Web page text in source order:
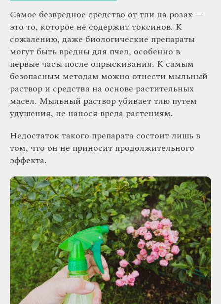
Самое безвредное средство от тли на розах —
это то, которое не содержит токсинов. К
сожалению, даже биологические препараты
могут быть вредны для пчел, особенно в
первые часы после опрыскивания. К самым
безопасным методам можно отнести мыльный
раствор и средства на основе растительных
масел. Мыльный раствор убивает тлю путем
удушения, не нанося вреда растениям.
Недостаток такого препарата состоит лишь в
том, что он не приносит продолжительного
эффекта.